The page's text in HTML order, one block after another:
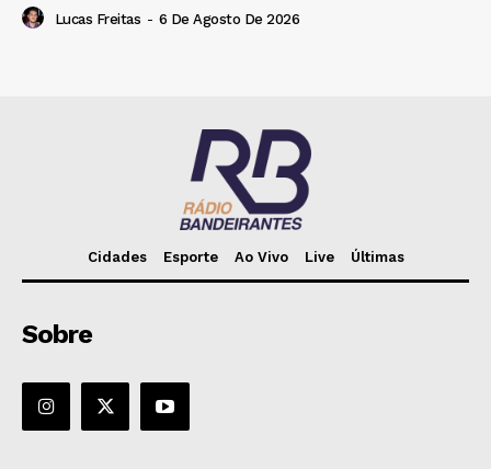
Lucas Freitas - 6 De Agosto De 2026
Cidades Esporte Ao Vivo Live Últimas
Sobre